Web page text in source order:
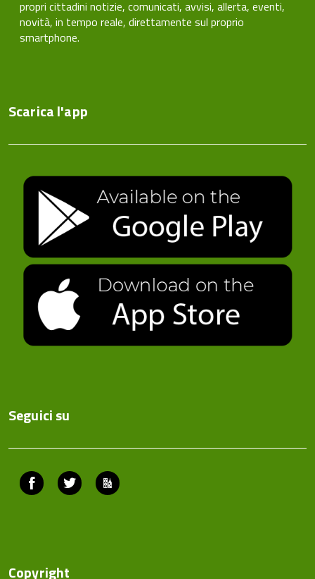
propri cittadini notizie, comunicati, avvisi, allerta, eventi,
novità, in tempo reale, direttamente sul proprio
smartphone.
Scarica l'app
Seguici su
Facebook Twitter
Copyright